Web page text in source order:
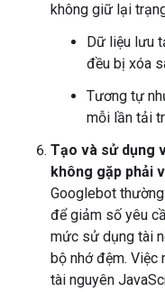
không giữ lại
Dữ liệu lưu
đều bị xóa
Tương tự
mỗi lần tải
Tạo và sử dụng
không gặp phải
Googlebot
để giảm số yêu
mức sử dụng tài
bộ nhớ đệm. Việc
tài nguyên